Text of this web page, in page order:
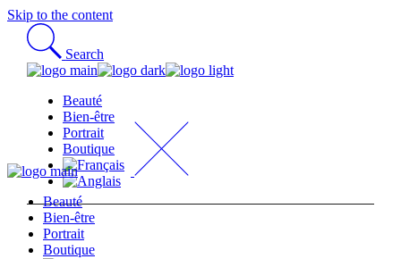
Skip to the content
Search
Beauté
Bien-être
Portrait
Boutique
Beauté
Bien-être
Portrait
Boutique